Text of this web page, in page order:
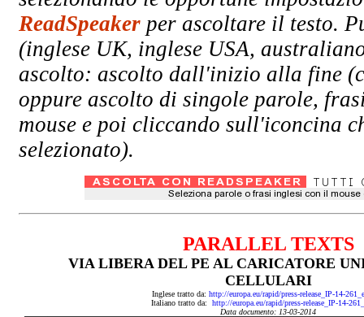
ReadSpeaker per ascoltare il testo.
(inglese UK, inglese USA,
ascolto: ascolto dall'inizio alla fine
oppure ascolto di singole parole,
mouse e poi cliccando sull'iconcina
selezionato).
PARALLEL TEXTS
VIA LIBERA DEL PE AL CARICATORE
CELLULARI
Inglese tratto da: http://europa.eu/rapid/press-release_IP-14-
Italiano tratto da: http://europa.eu/rapid/press-release_IP-14-
Data documento: 13-03-2014